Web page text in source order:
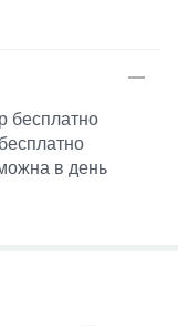
бесплатно
в день